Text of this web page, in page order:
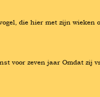
die hier met zijn wieken
voor zeven jaar Omdat zij